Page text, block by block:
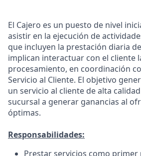
El Cajero es un puesto de nivel
asistir en la ejecución de
que incluyen la prestación diaria
implican interactuar con el cliente
procesamiento, en coordinación
Servicio al Cliente. El objetivo
un servicio al cliente de alta
sucursal a generar ganancias al
óptimas.
Responsabilidades:
Prestar servicios como